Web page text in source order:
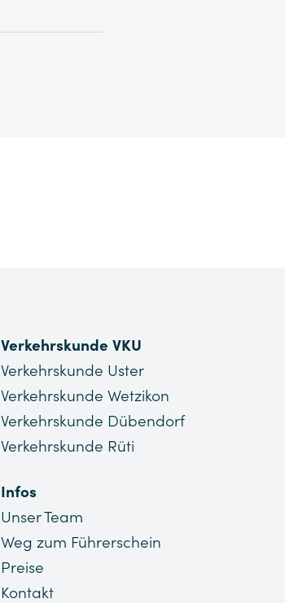
Verkehrskunde VKU
Verkehrskunde Uster
Verkehrskunde Wetzikon
Verkehrskunde Dübendorf
Verkehrskunde Rüti
Infos
Unser Team
Weg zum Führerschein
Preise
Kontakt